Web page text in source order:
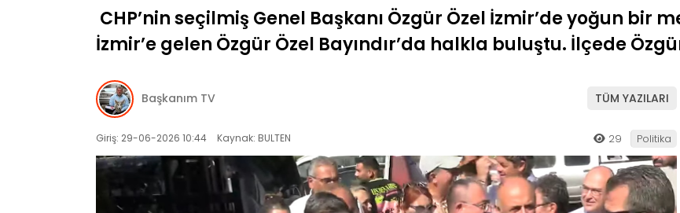
CHP’nin seçilmiş Genel Başkanı Özgür Özel İzmir’de yoğun bir
İzmir’e gelen Özgür Özel Bayındır’da halkla buluştu. İlçede
Başkanım TV TÜM YAZILARI
Giriş: 29-06-2026 10:44 Kaynak: BULTEN 29 Politika